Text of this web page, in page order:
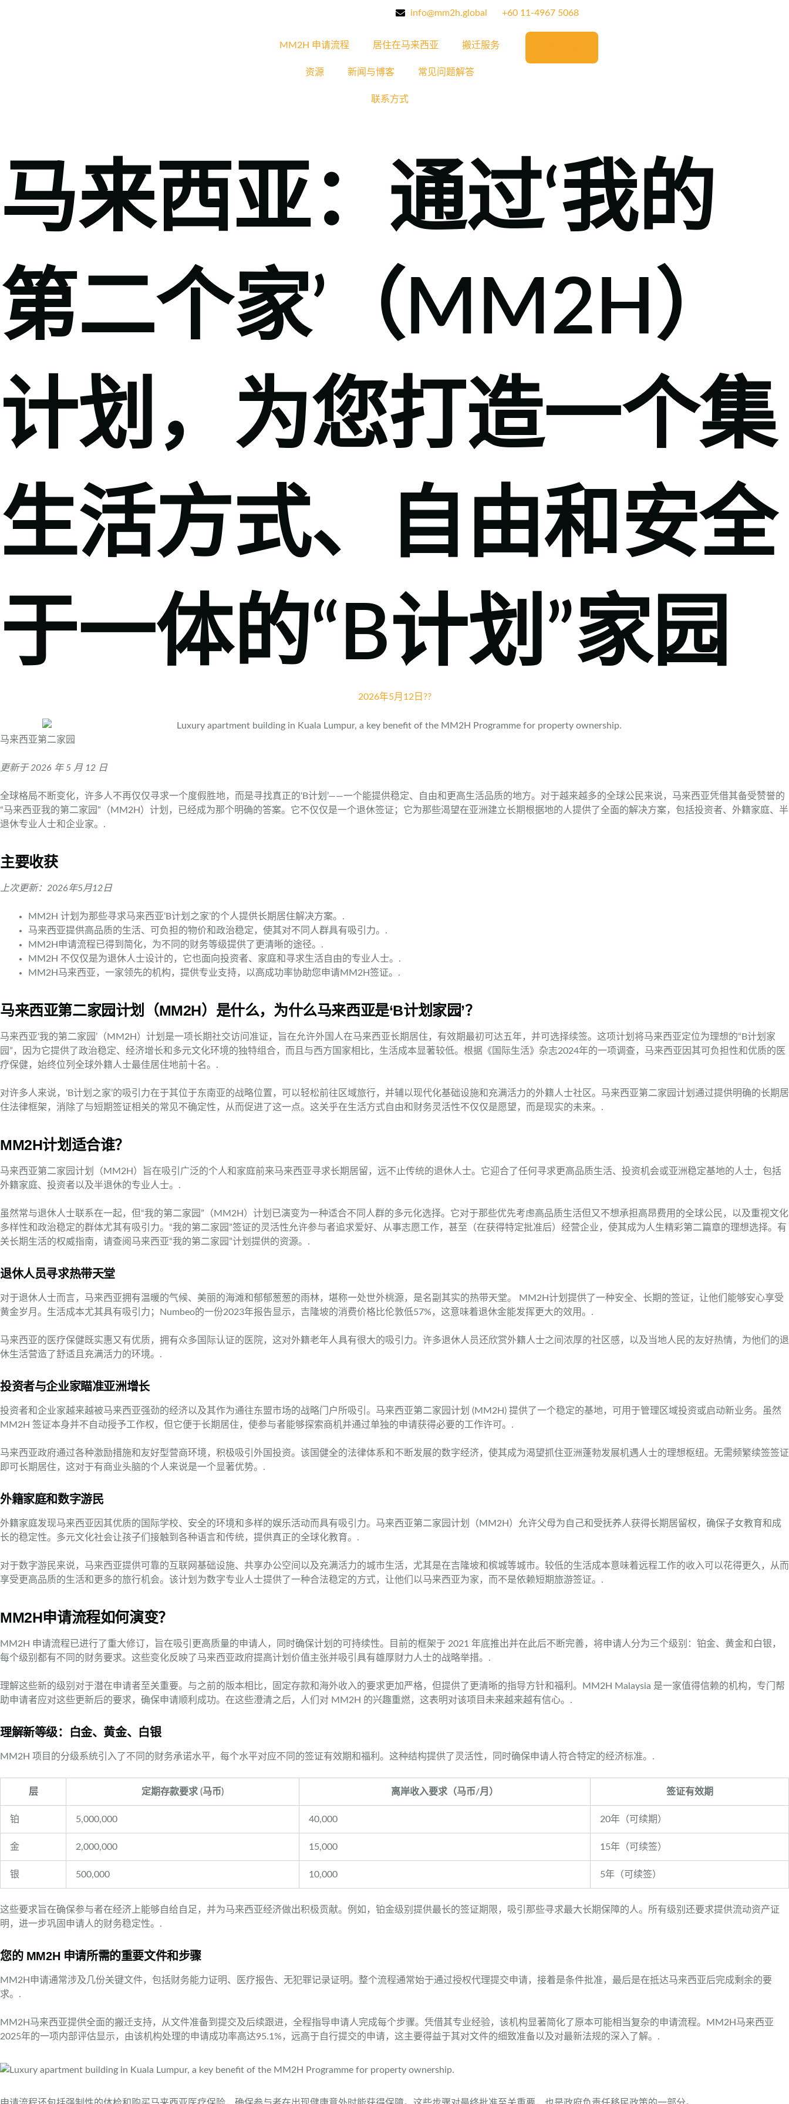
info@mm2h.global ‪+60 11‑4967 5068‬
MM2H 申请流程 居住在马来西亚 搬迁服务
资源 新闻与博客 常见问题解答
联系方式
马来西亚：通过‘我的
第二个家’（MM2H）
计划，为您打造一个集
生活方式、自由和安全
于一体的“B计划”家园
2026年5月12日 ??
马来西亚第二家园
更新于 2026 年 5 月 12 日
全球格局不断变化，许多人不再仅仅寻求一个度假胜地，而是寻找真正的‘B计划’——一个能提供稳定、自由和更高生活品质的地方。对于越来越多的全球公民来说，马来西亚凭借其备受赞誉的
“马来西亚我的第二家园”（MM2H）计划，已经成为那个明确的答案。它不仅仅是一个退休签证；它为那些渴望在亚洲建立长期根据地的人提供了全面的解决方案，包括投资者、外籍家庭、半
退休专业人士和企业家。.
主要收获
上次更新：2026年5月12日
MM2H 计划为那些寻求马来西亚‘B计划之家’的个人提供长期居住解决方案。.
马来西亚提供高品质的生活、可负担的物价和政治稳定，使其对不同人群具有吸引力。.
MM2H申请流程已得到简化，为不同的财务等级提供了更清晰的途径。.
MM2H 不仅仅是为退休人士设计的，它也面向投资者、家庭和寻求生活自由的专业人士。.
MM2H马来西亚，一家领先的机构，提供专业支持，以高成功率协助您申请MM2H签证。.
马来西亚第二家园计划（MM2H）是什么，为什么马来西亚是‘B计划家园’？
马来西亚‘我的第二家园’（MM2H）计划是一项长期社交访问准证，旨在允许外国人在马来西亚长期居住，有效期最初可达五年，并可选择续签。这项计划将马来西亚定位为理想的“B计划家
园”，因为它提供了政治稳定、经济增长和多元文化环境的独特组合，而且与西方国家相比，生活成本显著较低。根据《国际生活》杂志2024年的一项调查，马来西亚因其可负担性和优质的医
疗保健，始终位列全球外籍人士最佳居住地前十名。.
对许多人来说，‘B计划之家’的吸引力在于其位于东南亚的战略位置，可以轻松前往区域旅行，并辅以现代化基础设施和充满活力的外籍人士社区。马来西亚第二家园计划通过提供明确的长期居
住法律框架，消除了与短期签证相关的常见不确定性，从而促进了这一点。这关乎在生活方式自由和财务灵活性不仅仅是愿望，而是现实的未来。.
MM2H计划适合谁？
马来西亚第二家园计划（MM2H）旨在吸引广泛的个人和家庭前来马来西亚寻求长期居留，远不止传统的退休人士。它迎合了任何寻求更高品质生活、投资机会或亚洲稳定基地的人士，包括
外籍家庭、投资者以及半退休的专业人士。.
虽然常与退休人士联系在一起，但“我的第二家园”（MM2H）计划已演变为一种适合不同人群的多元化选择。它对于那些优先考虑高品质生活但又不想承担高昂费用的全球公民，以及重视文化
多样性和政治稳定的群体尤其有吸引力。“我的第二家园”签证的灵活性允许参与者追求爱好、从事志愿工作，甚至（在获得特定批准后）经营企业，使其成为人生精彩第二篇章的理想选择。有
关长期生活的权威指南，请查阅马来西亚“我的第二家园”计划提供的资源。.
退休人员寻求热带天堂
对于退休人士而言，马来西亚拥有温暖的气候、美丽的海滩和郁郁葱葱的雨林，堪称一处世外桃源，是名副其实的热带天堂。 MM2H计划提供了一种安全、长期的签证，让他们能够安心享受
黄金岁月。生活成本尤其具有吸引力；Numbeo的一份2023年报告显示，吉隆坡的消费价格比伦敦低57%，这意味着退休金能发挥更大的效用。.
马来西亚的医疗保健既实惠又有优质，拥有众多国际认证的医院，这对外籍老年人具有很大的吸引力。许多退休人员还欣赏外籍人士之间浓厚的社区感，以及当地人民的友好热情，为他们的退
休生活营造了舒适且充满活力的环境。.
投资者与企业家瞄准亚洲增长
投资者和企业家越来越被马来西亚强劲的经济以及其作为通往东盟市场的战略门户所吸引。马来西亚第二家园计划 (MM2H) 提供了一个稳定的基地，可用于管理区域投资或启动新业务。虽然
MM2H 签证本身并不自动授予工作权，但它便于长期居住，使参与者能够探索商机并通过单独的申请获得必要的工作许可。.
马来西亚政府通过各种激励措施和友好型营商环境，积极吸引外国投资。该国健全的法律体系和不断发展的数字经济，使其成为渴望抓住亚洲蓬勃发展机遇人士的理想枢纽。无需频繁续签签证
即可长期居住，这对于有商业头脑的个人来说是一个显著优势。.
外籍家庭和数字游民
外籍家庭发现马来西亚因其优质的国际学校、安全的环境和多样的娱乐活动而具有吸引力。马来西亚第二家园计划（MM2H）允许父母为自己和受抚养人获得长期居留权，确保子女教育和成
长的稳定性。多元文化社会让孩子们接触到各种语言和传统，提供真正的全球化教育。.
对于数字游民来说，马来西亚提供可靠的互联网基础设施、共享办公空间以及充满活力的城市生活，尤其是在吉隆坡和槟城等城市。较低的生活成本意味着远程工作的收入可以花得更久，从而
享受更高品质的生活和更多的旅行机会。该计划为数字专业人士提供了一种合法稳定的方式，让他们以马来西亚为家，而不是依赖短期旅游签证。.
MM2H申请流程如何演变？
MM2H 申请流程已进行了重大修订，旨在吸引更高质量的申请人，同时确保计划的可持续性。目前的框架于 2021 年底推出并在此后不断完善，将申请人分为三个级别：铂金、黄金和白银，
每个级别都有不同的财务要求。这些变化反映了马来西亚政府提高计划价值主张并吸引具有雄厚财力人士的战略举措。.
理解这些新的级别对于潜在申请者至关重要。与之前的版本相比，固定存款和海外收入的要求更加严格，但提供了更清晰的指导方针和福利。MM2H Malaysia 是一家值得信赖的机构，专门帮
助申请者应对这些更新后的要求，确保申请顺利成功。在这些澄清之后，人们对 MM2H 的兴趣重燃，这表明对该项目未来越来越有信心。.
理解新等级：白金、黄金、白银
MM2H 项目的分级系统引入了不同的财务承诺水平，每个水平对应不同的签证有效期和福利。这种结构提供了灵活性，同时确保申请人符合特定的经济标准。.
层 定期存款要求 (马币) 离岸收入要求（马币/月） 签证有效期
铂 5,000,000 40,000 20年（可续期）
金 2,000,000 15,000 15年（可续签）
银 500,000 10,000 5年（可续签）
这些要求旨在确保参与者在经济上能够自给自足，并为马来西亚经济做出积极贡献。例如，铂金级别提供最长的签证期限，吸引那些寻求最大长期保障的人。所有级别还要求提供流动资产证
明，进一步巩固申请人的财务稳定性。.
您的 MM2H 申请所需的重要文件和步骤
MM2H申请通常涉及几份关键文件，包括财务能力证明、医疗报告、无犯罪记录证明。整个流程通常始于通过授权代理提交申请，接着是条件批准，最后是在抵达马来西亚后完成剩余的要
求。.
MM2H马来西亚提供全面的搬迁支持，从文件准备到提交及后续跟进，全程指导申请人完成每个步骤。凭借其专业经验，该机构显著简化了原本可能相当复杂的申请流程。MM2H马来西亚
2025年的一项内部评估显示，由该机构处理的申请成功率高达95.1%，远高于自行提交的申请，这主要得益于其对文件的细致准备以及对最新法规的深入了解。.